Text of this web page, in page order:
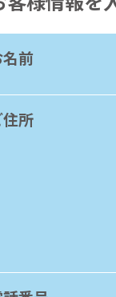
前
住所